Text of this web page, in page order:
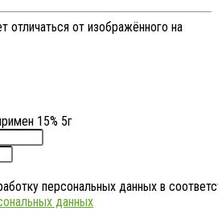
отличаться от изображённого на
15% 5г
персональных данных в
данных